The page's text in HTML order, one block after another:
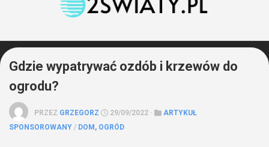
Gdzie wypatrywać ozdób i krzewów do
ogrodu?
PRZEZ GRZEGORZ 29/09/2022 ·
ARTYKUŁ
SPONSOROWANY / DOM, OGRÓD